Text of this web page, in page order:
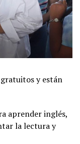
y están
aprender inglés,
la lectura y